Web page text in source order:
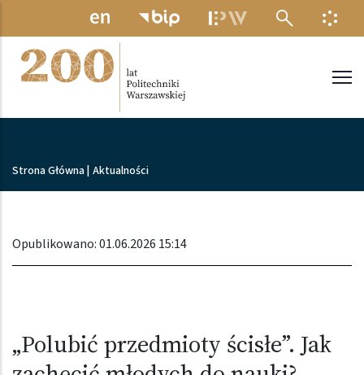
Przejdź do treści
MENU
Ścieżka nawigacyjna
Strona Główna Aktualności
Opublikowano: 01.06.2026 15:14
„Polubić przedmioty ścisłe”. Jak